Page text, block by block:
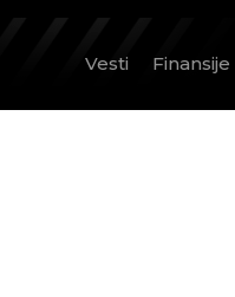
Vesti Finansije